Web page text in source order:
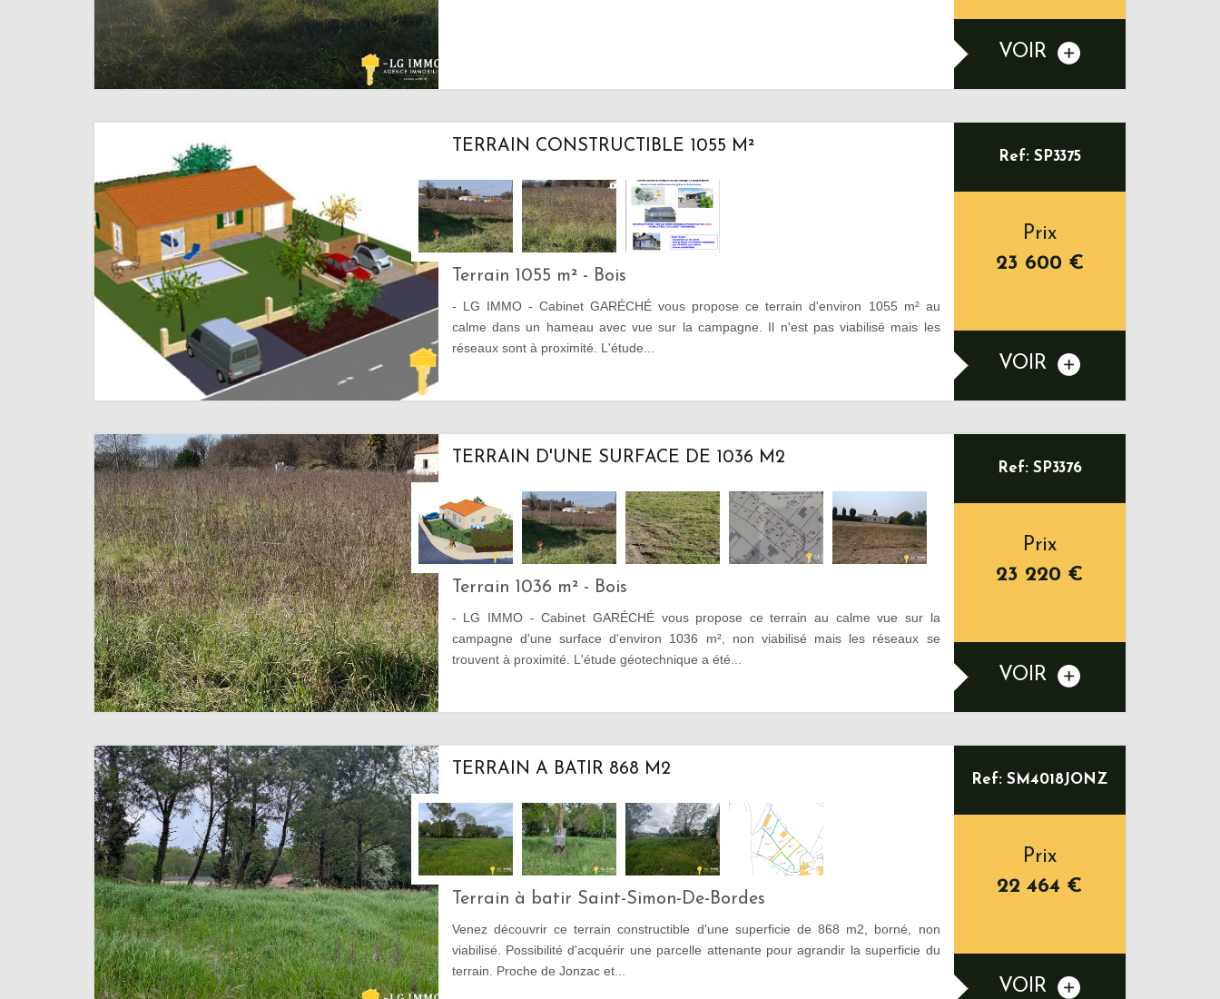
VOIR
TERRAIN CONSTRUCTIBLE 1055 M²
Terrain 1055 m² - Bois
- LG IMMO - Cabinet GARÉCHÉ vous propose ce terrain d'environ 1055 m² au
calme dans un hameau avec vue sur la campagne. Il n'est pas viabilisé mais les
réseaux sont à proximité. L'étude...
Ref: SP3375
Prix
23 600 €
VOIR
TERRAIN D'UNE SURFACE DE 1036 M2
Terrain 1036 m² - Bois
- LG IMMO - Cabinet GARÉCHÉ vous propose ce terrain au calme vue sur la
campagne d'une surface d'environ 1036 m², non viabilisé mais les réseaux se
trouvent à proximité. L'étude géotechnique a été...
Ref: SP3376
Prix
23 220 €
VOIR
TERRAIN A BATIR 868 M2
Terrain à batir Saint-Simon-De-Bordes
Venez découvrir ce terrain constructible d'une superficie de 868 m2, borné, non
viabilisé. Possibilité d'acquérir une parcelle attenante pour agrandir la superficie du
terrain. Proche de Jonzac et...
Ref: SM4018JONZ
Prix
22 464 €
VOIR